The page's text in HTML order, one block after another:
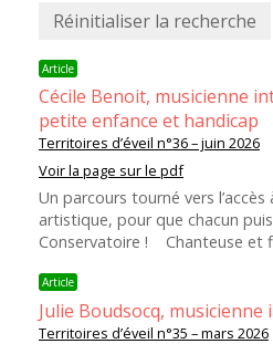
Article
Cécile Benoit, musicienne
petite enfance et handicap
Territoires d’éveil n°36 – juin 2026
Voir la page sur le pdf
Un parcours tourné vers l’accès
artistique, pour que chacun
Conservatoire ! Chanteuse et
Article
Julie Boudsocq,
Territoires d’éveil n°35 – mars 2026